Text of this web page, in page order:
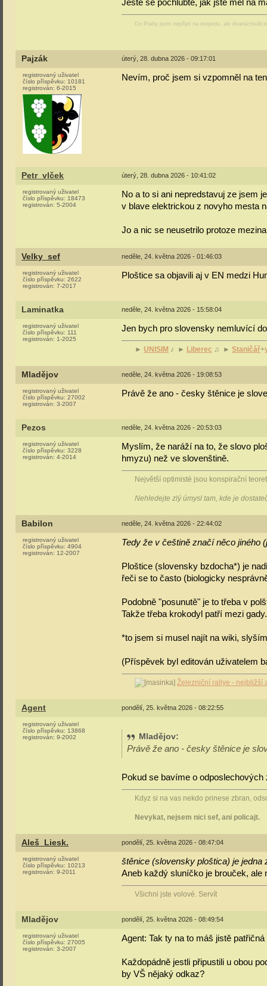
Ještě se pochlubte, jak jste měl na
Do Prahy jsem nepřijel na mopedu, ale
Pajzák úterý, 28. dubna 2026 - 09:17:01
registrovaný uživatel
číslo příspěvku: 10181
registrován: 6-2015
Nevím, proč jsem si vzpomněl na
Petr_vlček úterý, 28. dubna 2026 - 10:41:02
registrovaný uživatel
číslo příspěvku: 18473
registrován: 5-2004
No a to si ani nepredstavuj ze jsem
v blave elektrickou z novyho mesta
Jo a nic se neusetrilo protoze
Velky_sef neděle, 24. května 2026 - 01:46:03
registrovaný uživatel
číslo příspěvku: 2622
registrován: 7-2017
Ploštice sa objavili aj v EN medzi
Laminatka neděle, 24. května 2026 - 15:58:04
registrovaný uživatel
číslo příspěvku: 111
registrován: 1-2025
Jen bych pro slovensky nemluvící
► UNISIM ♪ ► Liberec ♫ ► Staničář+
Mladějov neděle, 24. května 2026 - 19:08:53
registrovaný uživatel
číslo příspěvku: 27002
registrován: 3-2007
Právě že ano - česky štěnice je
Pezos neděle, 24. května 2026 - 20:53:03
registrovaný uživatel
číslo příspěvku: 3228
registrován: 4-2014
Myslím, že naráží na to, že slovo
hmyzu) než ve slovenštině.
Největší optimisté jsou konspirační
Nehledejte zlý úmysl tam, kde je
Babilon neděle, 24. května 2026 - 22:44:02
registrovaný uživatel
číslo příspěvku: 4904
registrován: 12-2007
Tedy že v češtině značí něco jiného
Ploštice (slovensky bzdocha*) je
řeči se to často (biologicky
Podobně "posunutě" je to třeba v
Takže třeba krokodyl patří mezi gady.
*to jsem si musel najít na wiki,
(Příspěvek byl editován uživatelem
Železniční rallye - nejbližší
Agent pondělí, 25. května 2026 - 08:22:55
registrovaný uživatel
číslo příspěvku: 13868
registrován: 9-2002 Mladějov:
Právě že ano - česky štěnice je
Pokud se bavíme o odposlechových
Kdyz si na vas nekdo prinese zbran,
Nevykat, nejsem nici sef, ani policajt.
Aleš_Liesk. pondělí, 25. května 2026 - 08:47:04
registrovaný uživatel
číslo příspěvku: 10213
registrován: 9-2011
štěnice (slovensky ploštica) je jedna
Aneb každý sluníčko je brouček,
Všichni jste volové. Servít
Mladějov pondělí, 25. května 2026 - 08:49:54
registrovaný uživatel
číslo příspěvku: 27005
registrován: 3-2007
Agent: Tak ty na to máš jistě
Každopádně jestli připustili u obou
by VŠ nějaký odkaz?